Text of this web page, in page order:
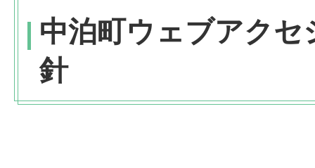
中泊町ウェブアクセ
針